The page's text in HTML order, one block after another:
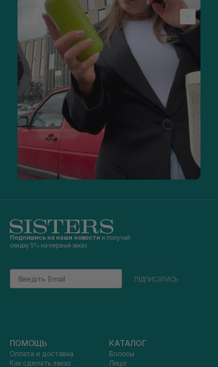
Подпишись на наши новости и получай
скидку 5% на первый заказ
Email
підписатись
ПОМОЩЬ
Оплата и доставка
Как сделать заказ
КАТАЛОГ
Волосы
Лицо